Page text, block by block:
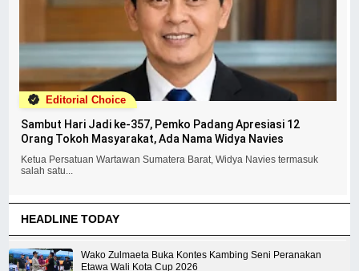
Editorial Choice
Sambut Hari Jadi ke-357, Pemko Padang Apresiasi 12
Orang Tokoh Masyarakat, Ada Nama Widya Navies
Ketua Persatuan Wartawan Sumatera Barat, Widya Navies termasuk
salah satu...
HEADLINE TODAY
Wako Zulmaeta Buka Kontes Kambing Seni Peranakan
Etawa Wali Kota Cup 2026